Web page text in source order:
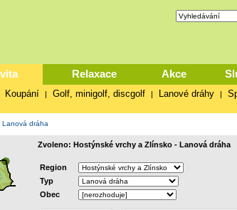
Relaxace Akce
Koupání | Golf, minigolf, discgolf | Lanové dráhy |
Lanová dráha
Zvoleno: Hostýnské vrchy a Zlínsko - Lanová dráha
Region
Typ
Obec